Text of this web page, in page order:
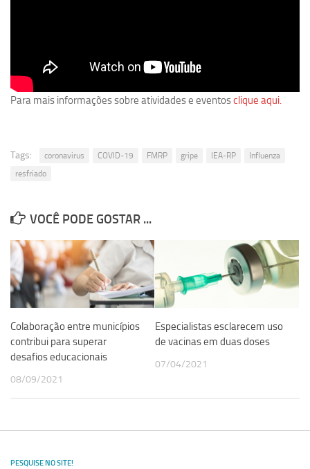
Contato
Para mais informações sobre atividades e eventosclique aqui.
Tags: coronavirus COVID-19 FMRP gripe IEA-RP
Influenza
resfriado
VOCÊ PODE GOSTAR ...
Colaboração entre municípios
contribui para superar
desafios educacionais
08/09/2021
Especialistas esclarecem uso
de vacinas em duas doses
07/04/2021
PESQUISE NO SITE!